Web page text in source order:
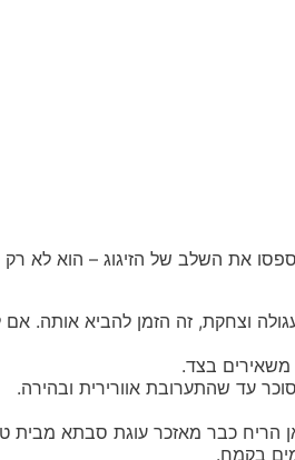
את השלב של הזיגוג – הוא לא
תבנית דונאט עגולה וצחקת, זה הזמן
בצד.
עד שהתערובת אוורירית ובהירה.
הריח כבר מאזכר עוגת סבתא מבית
בקמח.